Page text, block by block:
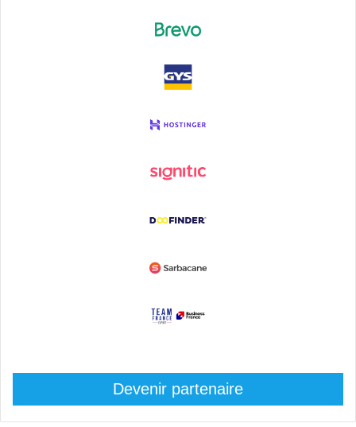
Devenir partenaire